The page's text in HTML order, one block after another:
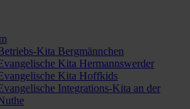
Kita Bergmännchen
Kita Hermannswerder
Kita Hoffkids
Integrations-Kita an der